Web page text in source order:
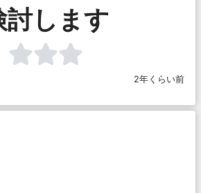
討します
2年くらい前